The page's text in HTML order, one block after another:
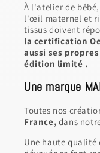
À l'atelier de
l'œil maternel et
tissus doivent
la certification
aussi ses
édition limité .
Une marque
Toutes nos
France, dans
Une haute